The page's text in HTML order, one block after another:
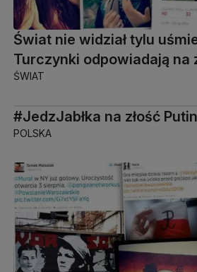
Świat nie widział tylu
Turczynki odpowiadają na
ŚWIAT
#JedzJabłka na złość
POLSKA